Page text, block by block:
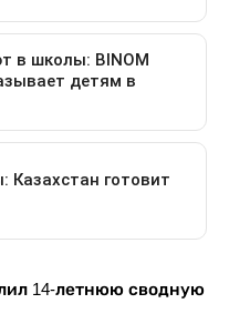
14-летнюю сводную